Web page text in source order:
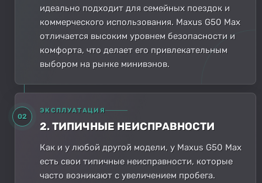
идеально подходит для семейных поездок и
коммерческого использования. Maxus G50 Max
отличается высоким уровнем безопасности и
комфорта, что делает его привлекательным
выбором на рынке минивэнов.
02
ЭКСПЛУАТАЦИЯ
2. ТИПИЧНЫЕ НЕИСПРАВНОСТИ
Как и у любой другой модели, у Maxus G50 Max
есть свои типичные неисправности, которые
часто возникают с увеличением пробега.